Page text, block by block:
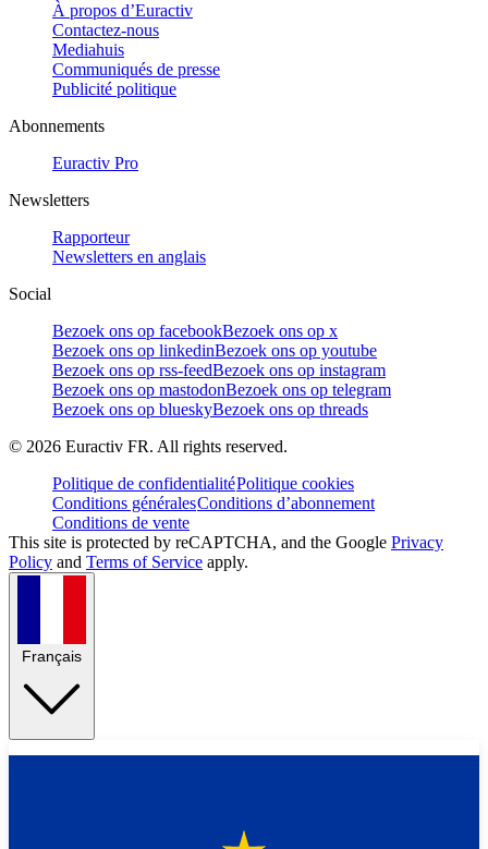
À propos d’Euractiv
Contactez-nous
Mediahuis
Communiqués de presse
Publicité politique
Abonnements
Euractiv Pro
Newsletters
Rapporteur
Newsletters en anglais
Social
Bezoek ons op facebookBezoek ons op x
Bezoek ons op linkedinBezoek ons op youtube
Bezoek ons op rss-feedBezoek ons op instagram
Bezoek ons op mastodonBezoek ons op telegram
Bezoek ons op blueskyBezoek ons op threads
© 2026 Euractiv FR. All rights reserved.
Politique de confidentialitéPolitique cookies
Conditions généralesConditions d’abonnement
Conditions de vente
This site is protected by reCAPTCHA, and the Google Privacy
Policy and Terms of Service apply.
Français